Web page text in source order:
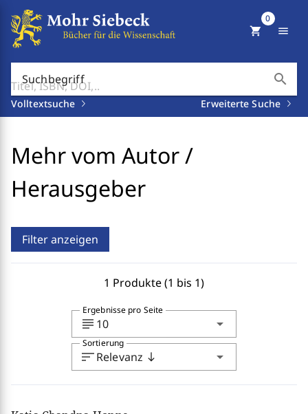
Suchbegriff search
Volltextsuche Erweiterte Suche
shopping_cart
0
menu
Mehr vom Autor /
Herausgeber
Filter anzeigen
1 Produkte (1 bis 1)
subject 10 arrow_drop_down
Ergebnisse pro Seite
sortRelevanz south arrow_drop_down
Sortierung